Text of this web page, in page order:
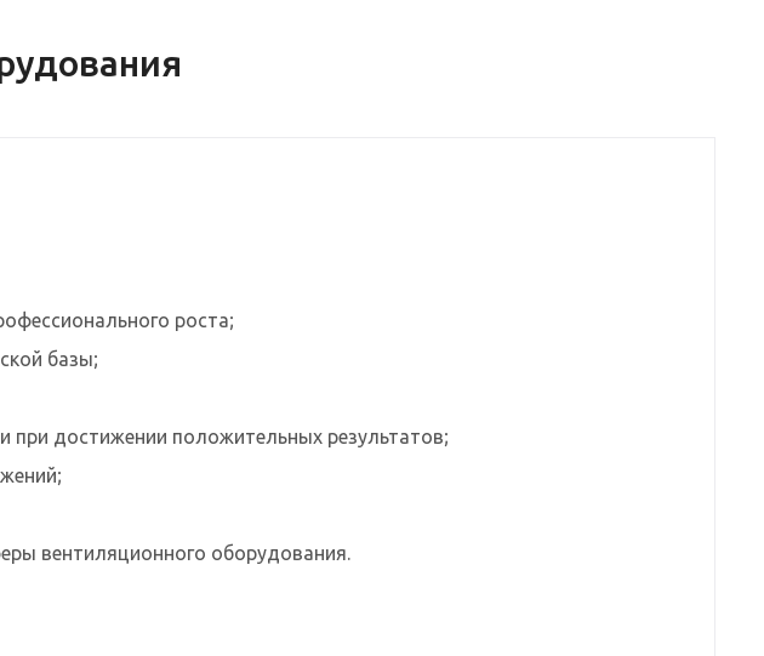
роста;
базы;
при достижении положительных результатов;
вентиляционного оборудования.